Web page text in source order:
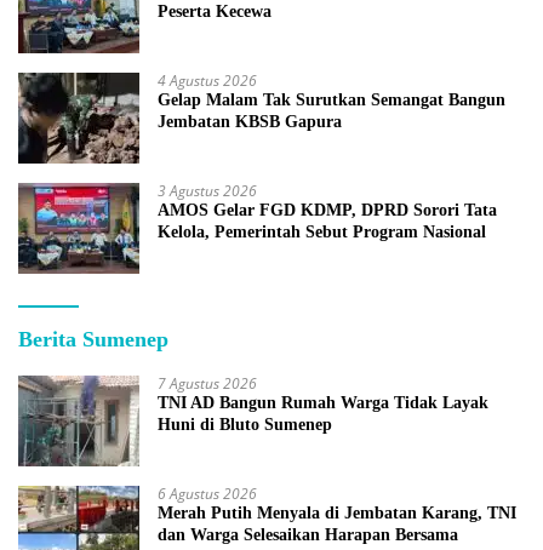
Peserta Kecewa
4 Agustus 2026
Gelap Malam Tak Surutkan Semangat Bangun
Jembatan KBSB Gapura
3 Agustus 2026
AMOS Gelar FGD KDMP, DPRD Sorori Tata
Kelola, Pemerintah Sebut Program Nasional
Berita Sumenep
7 Agustus 2026
TNI AD Bangun Rumah Warga Tidak Layak
Huni di Bluto Sumenep
6 Agustus 2026
Merah Putih Menyala di Jembatan Karang, TNI
dan Warga Selesaikan Harapan Bersama